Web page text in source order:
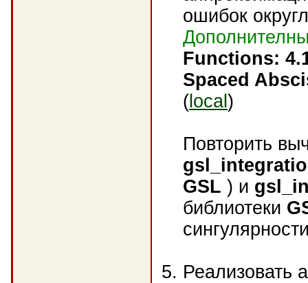
ошибок
Functions:
Spaced
( local )
Повторить
GSL ) и
библиотеки
Реализовать